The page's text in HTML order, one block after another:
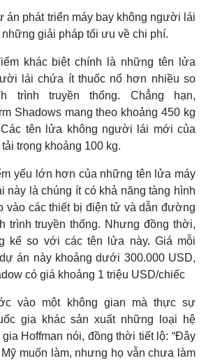
Công nghệ
Sành điệu
Trải nghiệm
Chuyển đổi số
án phát triển máy bay không người lái
giải pháp tối ưu về chi phí.
khác biệt chính là những tên lửa
lái chứa ít thuốc nổ hơn nhiều so
trình truyền thống. Chẳng hạn,
Shadows mang theo khoảng 450 kg
tên lửa không người lái mới của
trọng khoảng 100 kg.
yếu lớn hơn của những tên lửa máy
này là chúng ít có khả năng tàng hình
vào các thiết bị điện tử và dẫn đường
trình truyền thống. Nhưng đồng thời,
kể so với các tên lửa này. Giá mỗi
án này khoảng dưới 300.000 USD,
có giá khoảng 1 triệu USD/chiếc
vào một không gian mà thực sự
gia khác sản xuất những loại hệ
Hoffman nói, đồng thời tiết lộ: “Đây
muốn làm, nhưng họ vẫn chưa làm